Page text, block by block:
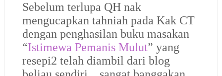
Sebelum terlupa QH nak
mengucapkan tahniah pada Kak CT
dengan penghasilan buku masakan
“Istimewa Pemanis Mulut” yang
resepi2 telah diambil dari blog